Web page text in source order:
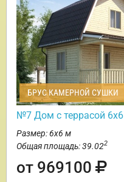
БРУС КАМЕРНОЙ СУШКИ
№7 Дом с террасой 6х6
Размер: 6х6 м
Общая площадь: 39.022
от 969100